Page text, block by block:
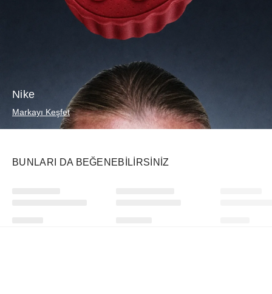
Nike
Markayı Keşfet
BUNLARI DA BEĞENEBILIRSINIZ